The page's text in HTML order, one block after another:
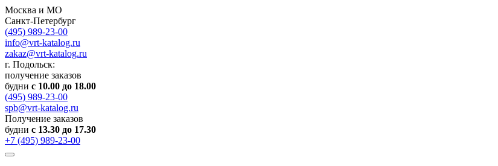
Москва и МО
Санкт-Петербург
(495) 989-23-00
info@vrt-katalog.ru
zakaz@vrt-katalog.ru
г. Подольск:
получение заказов
будни с 10.00 до 18.00
(495) 989-23-00
spb@vrt-katalog.ru
Получение заказов
будни с 13.30 до 17.30
+7 (495) 989-23-00